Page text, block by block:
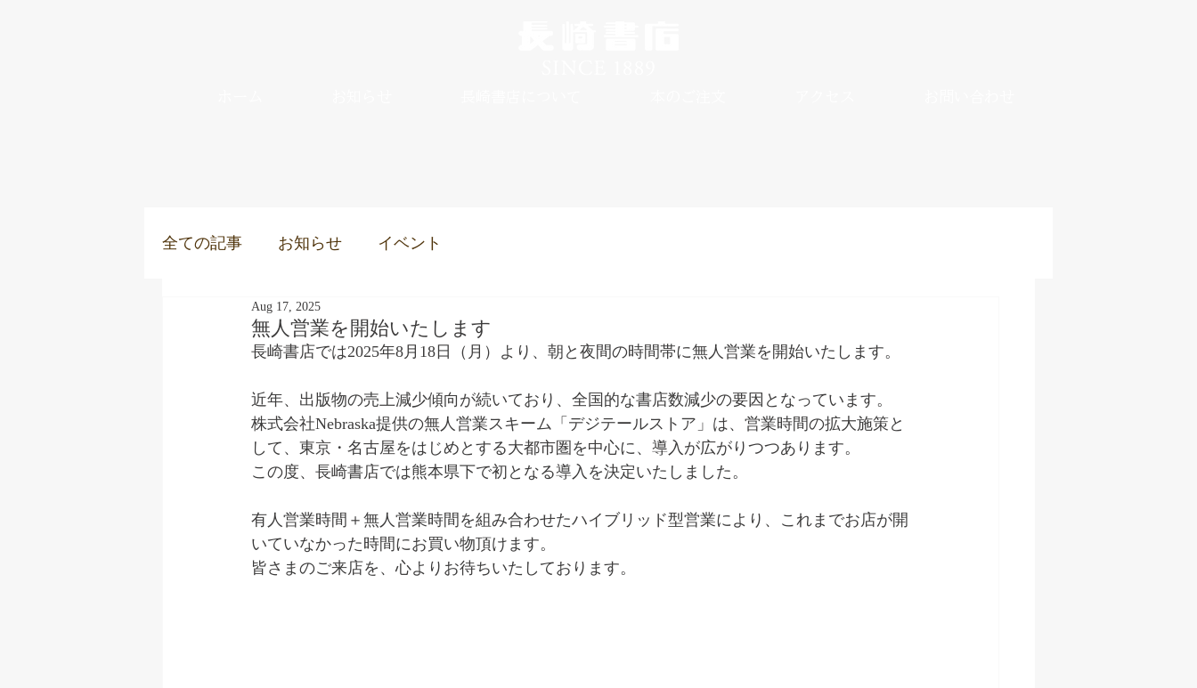
全ての記事 お知らせ イベント
無人営業を開始いたします
Aug 17, 2025
長崎書店では2025年8月18日（月）より、朝と夜間の時間帯に無人営業を開始いたします。
近年、出版物の売上減少傾向が続いており、全国的な書店数減少の要因となっています。
株式会社Nebraska提供の無人営業スキーム「デジテールストア」は、営業時間の拡大施策と
して、東京・名古屋をはじめとする大都市圏を中心に、導入が広がりつつあります。
この度、長崎書店では熊本県下で初となる導入を決定いたしました。
有人営業時間＋無人営業時間を組み合わせたハイブリッド型営業により、これまでお店が開
いていなかった時間にお買い物頂けます。
皆さまのご来店を、心よりお待ちいたしております。